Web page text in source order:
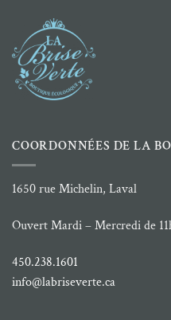
COORDONNÉES DE LA
1650 rue Michelin, Laval
Ouvert Mardi – Mercredi de
450.238.1601
info@labriseverte.ca